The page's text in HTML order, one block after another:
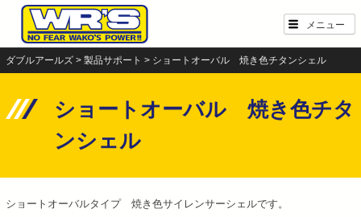
content
メニュー
ダブルアールズ> 製品サポート > ショートオーバル 焼き色チタンシェル
ショートオーバル 焼き色チタ
ンシェル
ショートオーバルタイプ 焼き色サイレンサーシェルです。